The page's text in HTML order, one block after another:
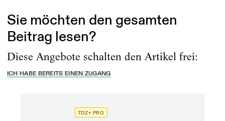
Sie möchten den gesamten
Beitrag lesen?
Diese Angebote schalten den Artikel frei:
ICH HABE BEREITS EINEN ZUGANG
TDZ+ PRO